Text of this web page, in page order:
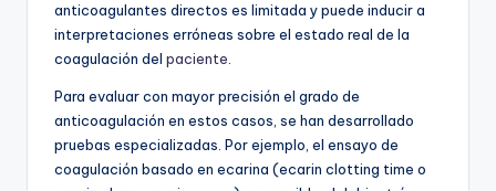
anticoagulantes directos es limitada y puede inducir a
interpretaciones erróneas sobre el estado real de la
coagulación del paciente
Para evaluar con mayor precisión el grado de
anticoagulación en estos casos, se han desarrollado
pruebas especializadas. Por ejemplo, el ensayo de
coagulación basado en ecarina (ecarin clotting time o